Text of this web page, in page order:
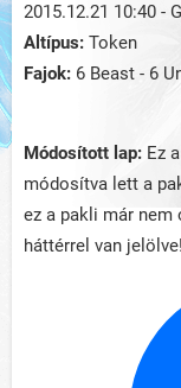
2015.12.21 10:40 -
Altípus: Token
Fajok: 6 Beast - 6
Módosított lap: Ez
módosítva lett a
ez a pakli már
háttérrel van jelölve!